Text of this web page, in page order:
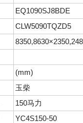
EQ1090SJ8BDE
CLW5090TQZD5
(mm)
玉柴
150马力
YC4S150-50